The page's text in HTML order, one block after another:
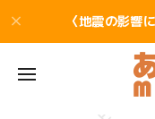
〈地震の影響